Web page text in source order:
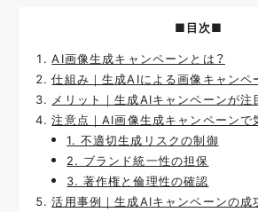
■目次■
AI画像生成キャンペーンとは？
仕組み｜生成AIによる画像キャンペ
メリット｜生成AIキャンペーンが注
注意点｜AI画像生成キャンペーンで
1. 不適切生成リスクの制御
2. ブランド統一性の担保
3. 著作権と倫理性の確認
活用事例｜生成AIキャンペーンの成